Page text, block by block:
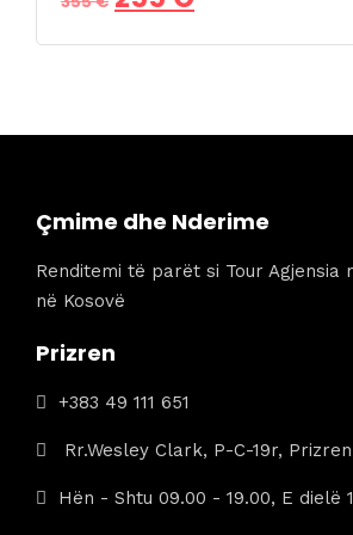
origjinal
355 €.
i
është:
Çmime dhe Nderime
Renditemi të parët si Tour Agjensia
në Kosovë
Prizren
+383 49 111 651
Rr.Wesley Clark, P-C-19r,
Hën - Shtu 09.00 - 19.00, E dielë